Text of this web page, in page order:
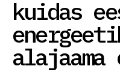
kuidas
alajaama